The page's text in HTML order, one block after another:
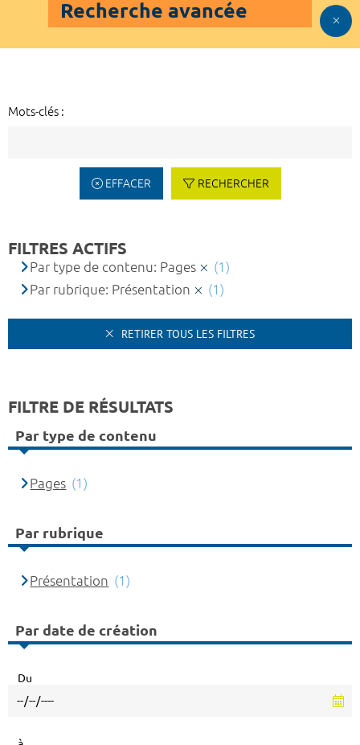
Recherche avancée
Mots-clés :
EFFACER RECHERCHER
FILTRES ACTIFS
Par type de contenu: Pages
(1)
Par rubrique: Présentation
(1)
RETIRER TOUS LES FILTRES
FILTRE DE RÉSULTATS
Par type de contenu
Pages (1)
Par rubrique
Présentation (1)
Par date de création
Du